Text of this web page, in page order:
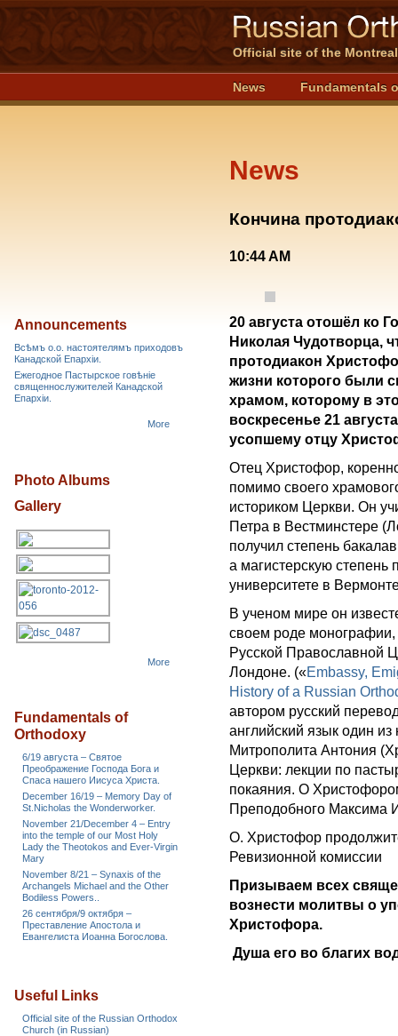
Official site of the
News Fundamentals
News
Кончина
10:44 AM
20 августа отошёл ко
Николая Чудотворца,
протодиакон
жизни которого были
храмом, которому в
воскресенье 21
усопшему отцу
Отец Христофор,
помимо своего
историком Церкви. Он
Петра в Вестминстере
получил степень
а магистерскую степень
университете в
В ученом мире он
своем роде
Русской Православной
Лондоне. («Embassy,
History of a Russian
автором русский
английский язык один
Митрополита Антония
Церкви: лекции по
покаяния. О
Преподобного Максима
О. Христофор
Ревизионной комиссии
Призываем всех
вознести молитвы о
Христофора.
Душа его во благих
Announcements
Всѣмъ о.о. настоятелямъ приходовъ
Канадской Епархiи.
Ежегодное Пастырское говѣніе
священнослужителей Канадской
Епархіи.
More
Photo Albums
Gallery
More
Fundamentals of
Orthodoxy
6/19 августа – Святое
Преображение Господа Бога и
Спаса нашего Иисуса Христа.
December 16/19 – Memory Day of
St.Nicholas the Wonderworker.
November 21/December 4 – Entry
into the temple of our Most Holy
Lady the Theotokos and Ever-Virgin
Mary
November 8/21 – Synaxis of the
Archangels Michael and the Other
Bodiless Powers..
26 сентября/9 октября –
Преставление Апостола и
Евангелиста Иоанна Богослова.
Useful Links
Official site of the Russian Orthodox
Church (in Russian)